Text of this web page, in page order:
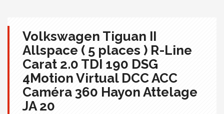
Volkswagen Tiguan II
Allspace ( 5 places ) R-Line
Carat 2.0 TDI 190 DSG
4Motion Virtual DCC ACC
Caméra 360 Hayon Attelage
JA 20